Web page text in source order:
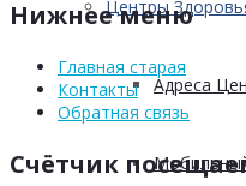
Центры
Адреса
Нижнее меню
Главная старая
Контакты
Обратная связь
Счётчик